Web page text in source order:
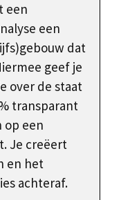
een
een
dat
geef je
over de staat
transparant
op een
Je creëert
en het
achteraf.